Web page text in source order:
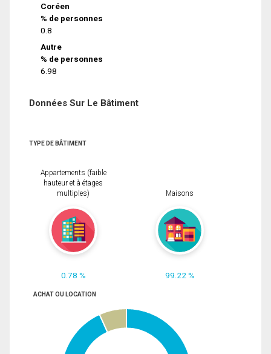
Coréen
% de personnes
0.8
Autre
% de personnes
6.98
Données Sur Le Bâtiment
TYPE DE BÂTIMENT
Appartements (faible
hauteur et à étages
multiples)
0.78 %
Maisons
99.22 %
ACHAT OU LOCATION